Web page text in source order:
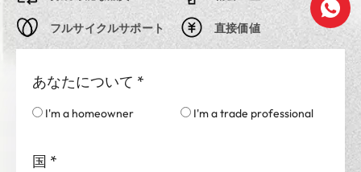
フルサイクルサポート 直接価値
あなたについて *
I'm a homeowner I'm a trade professional
国 *